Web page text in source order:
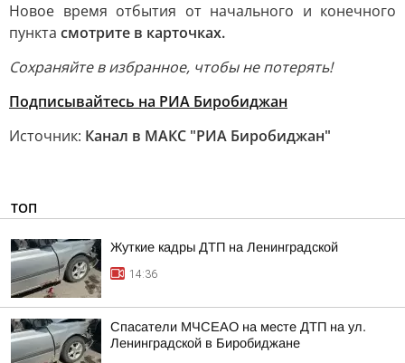
Новое время отбытия от начального и конечного
пункта смотрите в карточках.
Сохраняйте в избранное, чтобы не потерять!
Подписывайтесь на РИА Биробиджан
Источник: Канал в МАКС "РИА Биробиджан"
ТОП
Жуткие кадры ДТП на Ленинградской
14:36
Спасатели МЧСЕАО на месте ДТП на ул.
Ленинградской в Биробиджане